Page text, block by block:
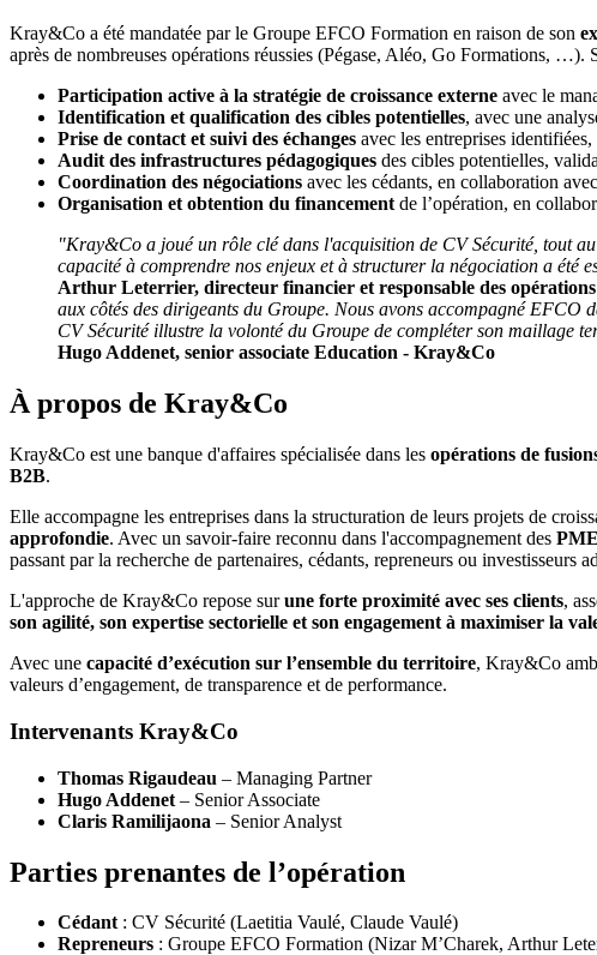
Kray&Co a été mandatée par le Groupe EFCO Formation en raison de son
après de nombreuses opérations réussies (Pégase, Aléo, Go Formations, …).
Participation active à la stratégie de croissance externe avec le
Identification et qualification des cibles potentielles, avec une
Prise de contact et suivi des échanges avec les entreprises
Audit des infrastructures pédagogiques des cibles potentielles,
Coordination des négociations avec les cédants, en collaboration
Organisation et obtention du financement de l’opération, en
"Kray&Co a joué un rôle clé dans l'acquisition de CV Sécurité, tout
capacité à comprendre nos enjeux et à structurer la négociation a été
Arthur Leterrier, directeur financier et responsable des
aux côtés des dirigeants du Groupe. Nous avons accompagné EFCO
CV Sécurité illustre la volonté du Groupe de compléter son maillage
Hugo Addenet, senior associate Education - Kray&Co
À propos de Kray&Co
Kray&Co est une banque d'affaires spécialisée dans les opérations de
B2B.
Elle accompagne les entreprises dans la structuration de leurs projets de
approfondie. Avec un savoir-faire reconnu dans l'accompagnement des
passant par la recherche de partenaires, cédants, repreneurs ou investisseurs
L'approche de Kray&Co repose surune forte proximité avec ses clients,
son agilité, son expertise sectorielle et son engagement à maximiser la
Avec une capacité d’exécution sur l’ensemble du territoire, Kray&Co
valeurs d’engagement, de transparence et de performance.
Intervenants Kray&Co
Thomas Rigaudeau – Managing Partner
Hugo Addenet – Senior Associate
Claris Ramilijaona – Senior Analyst
Parties prenantes de l’opération
Cédant: CV Sécurité (Laetitia Vaulé, Claude Vaulé)
Repreneurs : Groupe EFCO Formation (Nizar M’Charek, Arthur